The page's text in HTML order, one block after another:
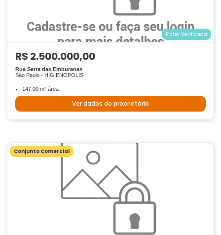
Ficha Verificada
R$ 2.500.000,00
Rua Serra das Emburanas
São Paulo - HIGIENOPOLIS
147.00 m² área
Ver dados do proprietário
Conjunto Comercial